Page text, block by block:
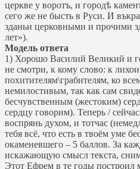
церкве у воротъ, и городѣ
сего же не бысть в Руси. И
зданьи церковными и прочими
лет»).
Модель ответа
1) Хорошо Василий Великий и
не смотри, к кому слово: к
похитителям\грабителям, ко
немилостивым, так как сам
бесчувственным (жестоким)
сердцу говорим). Теперь /
воспрянь духом, и тотчас
тебя всё, что есть в твоём уме
окаменевшего – 5 баллов. За
искажающую смысл текста,
Этот Ефрем в те годы построил